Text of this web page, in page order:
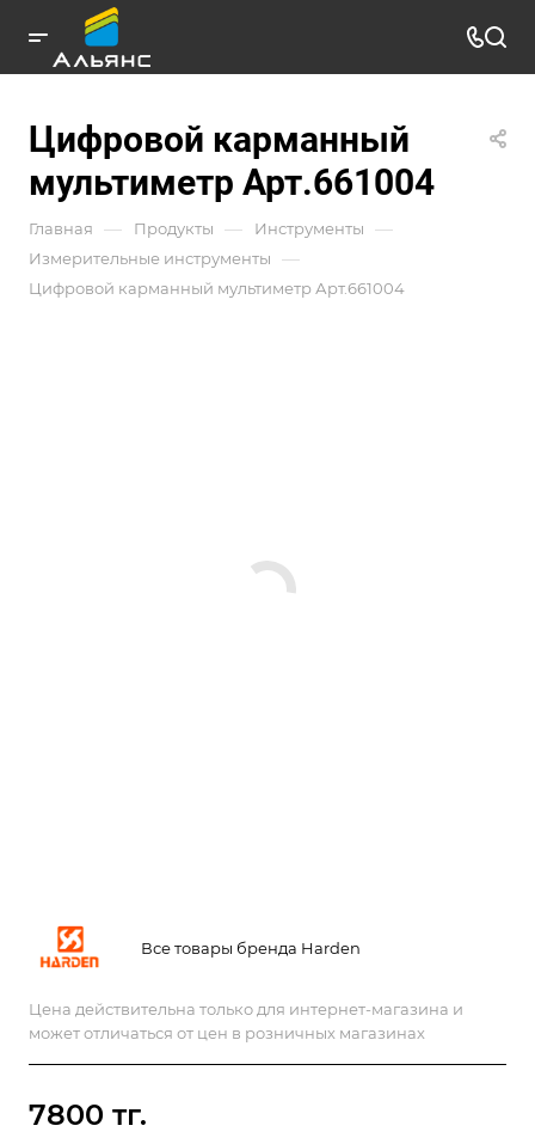
Цифровой карманный
мультиметр Арт.661004
Главная — Продукты — Инструменты —
Измерительные инструменты —
Цифровой карманный мультиметр Арт.661004
Все товары бренда Harden
Цена действительна только для интернет-магазина и
может отличаться от цен в розничных магазинах
7800 тг.